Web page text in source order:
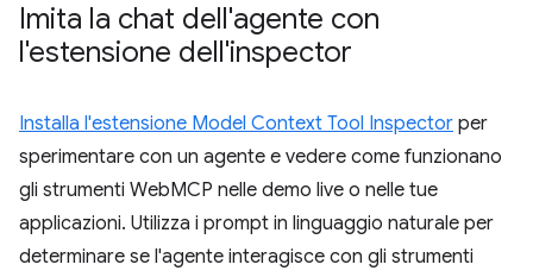
Imita la chat dell'agente con
l'estensione dell'inspector
Installa l'estensione Model Context Tool Inspector per
sperimentare con un agente e vedere come funzionano
gli strumenti WebMCP nelle demo live o nelle tue
applicazioni. Utilizza i prompt in linguaggio naturale per
determinare se l'agente interagisce con gli strumenti